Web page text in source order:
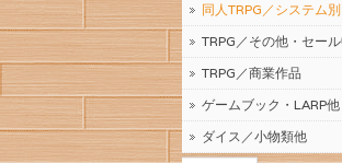
同人TRPG／システム別
TRPG／その他・セー
TRPG／商業作品
ゲームブック・LARP他
ダイス／小物類他